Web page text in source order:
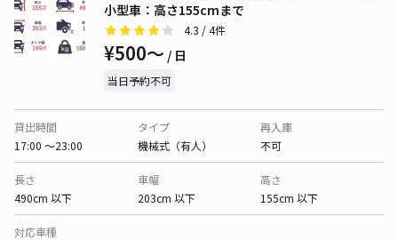
小型車：高さ155cmまで
4.3 / 4件
¥500〜 / 日
当日予約不可
貸出時間
17:00 〜23:00
タイプ
機械式（有人）
再入庫
不可
長さ
490cm 以下
車幅
203cm 以下
高さ
155cm 以下
対応車種